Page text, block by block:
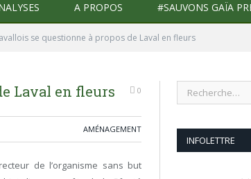
A PROPOS #SAUVONS GAÏA
se questionne à propos de Laval en fleurs
Laval en fleurs 0
AMÉNAGEMENT
de l’organisme sans but
INFOLETTRE